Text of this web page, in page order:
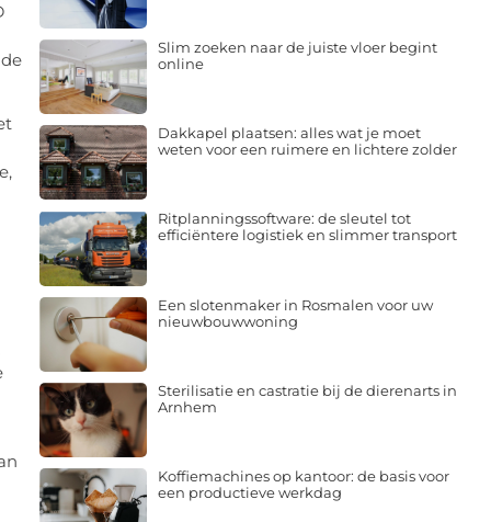
Slim zoeken naar de juiste vloer begint
online
Dakkapel plaatsen: alles wat je moet
weten voor een ruimere en lichtere zolder
Ritplanningssoftware: de sleutel tot
efficiëntere logistiek en slimmer transport
Een slotenmaker in Rosmalen voor uw
nieuwbouwwoning
Sterilisatie en castratie bij de dierenarts in
Arnhem
Koffiemachines op kantoor: de basis voor
een productieve werkdag